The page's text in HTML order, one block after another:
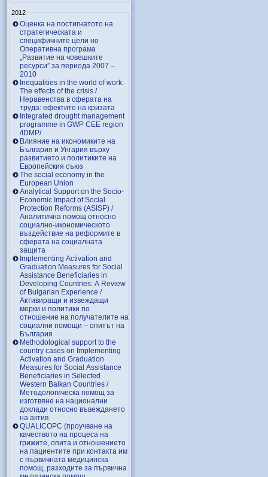
2012
Оценка на постигнатото на
стратегическата и
специфичните цели но
Оперативна програма
„Развитие на човешките
ресурси” за периода 2007 –
2010
Inequalities in the world of work:
The effects of the crisis /
Неравенства в сферата на
труда: ефектите на кризата
Integrated drought management
programme in GWP CEE region
/IDMP/
Влияние на икономиките на
България и Унгария върху
развитието и политиките на
Европейския съюз
The social economy in the
European Union
Analytical Support on the Socio-
Economic Impact of Social
Protection Reforms (ASISP) /
Аналитична помощ относно
социално-икономическото
въздействие на реформите в
сферата на социалната
защита
Implementing Activation and
Graduation Measures for Social
Assistance Beneficiaries in
Developing Countries: A Review
of Bulgarian Experience /
Активиращи и извеждащи
мерки и политики по
отношение на получателите на
социални помощи – опитът на
България
Methodological support to the
country cases on Implementing
Activation and Graduation
Measures for Social Assistance
Beneficiaries in Selected
Western Balkan Countries /
Методологическа помощ за
изготвяне на национални
доклади относно въвеждането
на актив
QUALICOPC (проучване на
качеството на процеса на
грижите, опита и отношението
на пациентите при контакта им
с първичната медицинска
помощ, разходите за първична